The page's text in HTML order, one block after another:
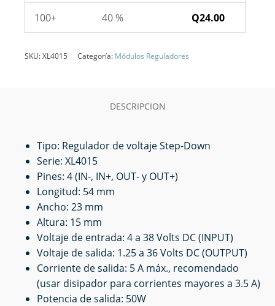
100+ 40 % Q24.00
SKU:XL4015 Categoría: Módulos Reguladores
DESCRIPCION
Tipo: Regulador de voltaje Step-Down
Serie: XL4015
Pines: 4 (IN-, IN+, OUT- y OUT+)
Longitud: 54 mm
Ancho: 23 mm
Altura: 15 mm
Voltaje de entrada: 4 a 38 Volts DC (INPUT)
Voltaje de salida: 1.25 a 36 Volts DC (OUTPUT)
Corriente de salida: 5 A máx., recomendado
(usar disipador para corrientes mayores a 3.5 A)
Potencia de salida: 50W